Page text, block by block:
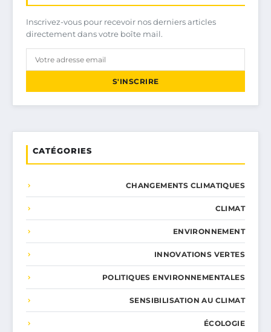
Inscrivez-vous pour recevoir nos derniers articles
directement dans votre boîte mail.
S'INSCRIRE
CATÉGORIES
CHANGEMENTS CLIMATIQUES
CLIMAT
ENVIRONNEMENT
INNOVATIONS VERTES
POLITIQUES ENVIRONNEMENTALES
SENSIBILISATION AU CLIMAT
ÉCOLOGIE